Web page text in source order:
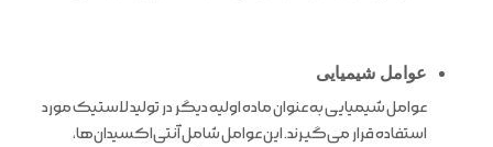
عوامل شیمیایی
عوامل شیمیایی به عنوان ماده اولیه دیگر در تولید لاستیک مورد
استفاده قرار می‌گیرند. این عوامل شامل آنتی‌اکسیدان‌ها،